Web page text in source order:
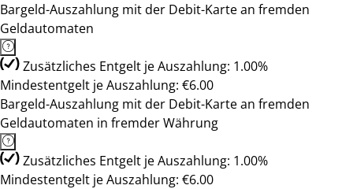
Bargeld-Auszahlung mit der Debit-Karte an fremden
Geldautomaten
Zusätzliches Entgelt je Auszahlung: 1.00%
Mindestentgelt je Auszahlung: €6.00
Bargeld-Auszahlung mit der Debit-Karte an fremden
Geldautomaten in fremder Währung
Zusätzliches Entgelt je Auszahlung: 1.00%
Mindestentgelt je Auszahlung: €6.00